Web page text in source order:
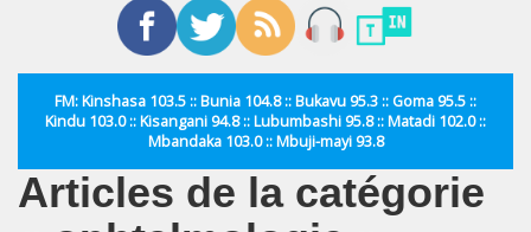
FM: Kinshasa 103.5 :: Bunia 104.8 :: Bukavu 95.3 :: Goma 95.5 ::
Kindu 103.0 :: Kisangani 94.8 :: Lubumbashi 95.8 :: Matadi 102.0 ::
Mbandaka 103.0 :: Mbuji-mayi 93.8
Articles de la catégorie